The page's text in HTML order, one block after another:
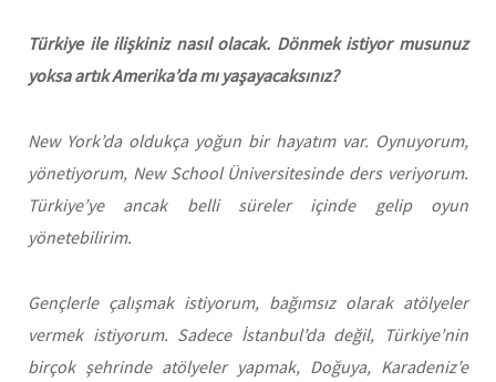
Türkiye ile ilişkiniz nasıl olacak. Dönmek istiyor musunuz
yoksa artık Amerika’da mı yaşayacaksınız?
New York’da oldukça yoğun bir hayatım var. Oynuyorum,
yönetiyorum, New School Üniversitesinde ders veriyorum.
Türkiye’ye ancak belli süreler içinde gelip oyun
yönetebilirim.
Gençlerle çalışmak istiyorum, bağımsız olarak atölyeler
vermek istiyorum. Sadece İstanbul’da değil, Türkiye’nin
birçok şehrinde atölyeler yapmak, Doğuya, Karadeniz’e